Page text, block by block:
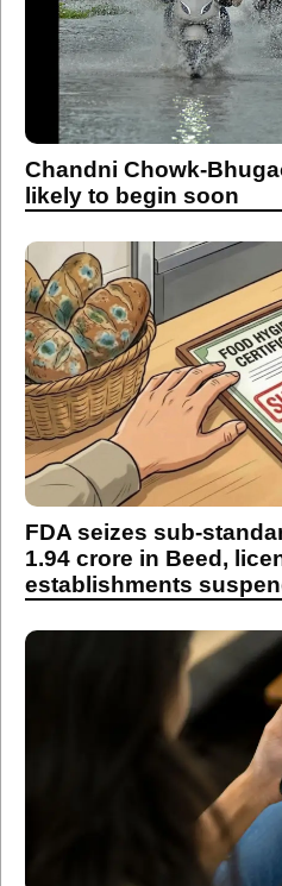
Chandni Chowk-
likely to begin soon
FDA seizes sub-
1.94 crore in Beed,
establishments